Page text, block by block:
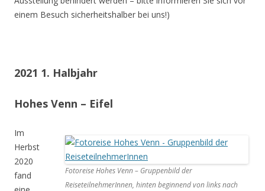
einem Besuch sicherheitshalber bei uns!)
2021 1. Halbjahr
Hohes Venn – Eifel
Fotoreise Hohes Venn – Gruppenbild der
ReiseteilnehmerInnen, hinten beginnend von links nach
Im
Herbst
2020
fand